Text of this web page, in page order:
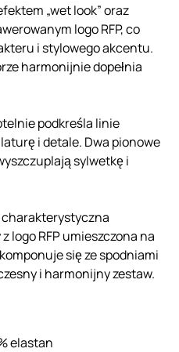
„wet look” oraz
logo RFP, co
i stylowego akcentu.
harmonijnie dopełnia
podkreśla linie
i detale. Dwa pionowe
sylwetkę i
logo RFP umieszczona na
się ze spodniami
i harmonijny zestaw.
elastan